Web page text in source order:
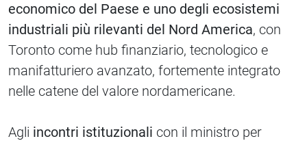
economico del Paese e uno degli ecosistemi
industriali più rilevanti del Nord America, con
Toronto come hub finanziario, tecnologico e
manifatturiero avanzato, fortemente integrato
nelle catene del valore nordamericane.
Agli incontri istituzionali con il ministro per